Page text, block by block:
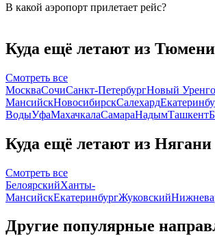
В какой аэропорт прилетает рейс?
Куда ещё летают из Тюмени
Смотреть все
МоскваСочиСанкт-ПетербургНовый
МансийскНовосибирскСалехард
ВодыУфаМахачкалаСамараНадымТашкент
Куда ещё летают из Нягани
Смотреть все
БелоярскийХанты-
МансийскЕкатеринбургЖуковский
Другие популярные